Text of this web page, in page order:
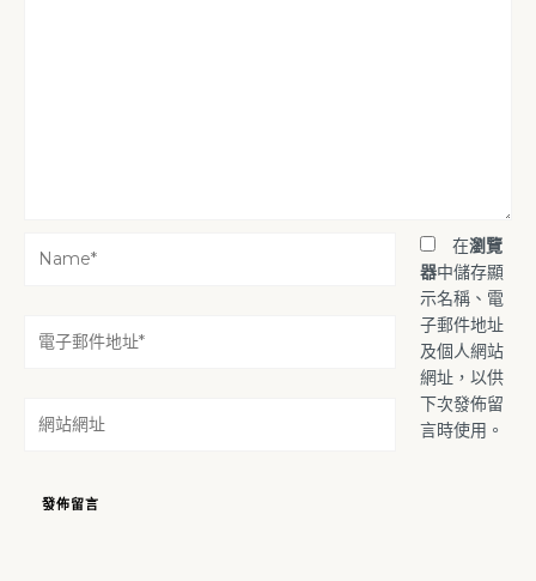
地
站
在瀏覽
器中儲存顯
示名稱、電
子郵件地址
及個人網站
網址，以供
下次發佈留
言時使用。